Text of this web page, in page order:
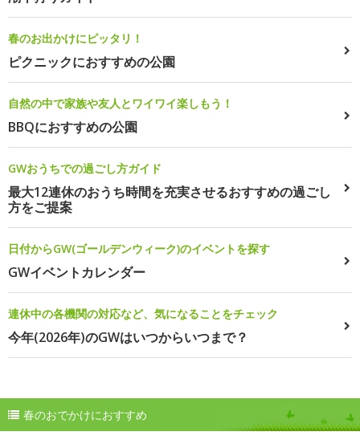
春のお出かけにピッタリ！
ピクニックにおすすめの公園
自然の中で家族や友人とワイワイ楽しもう！
BBQにおすすめの公園
GWおうちでの過ごし方ガイド
最大12連休のおうち時間を充実させるおすすめの過ごし
方をご提案
日付からGW(ゴールデンウィーク)のイベントを探す
GWイベントカレンダー
連休中の各機関の対応など、気になることをチェック
今年(2026年)のGWはいつからいつまで？
春のおでかけにおすすめ